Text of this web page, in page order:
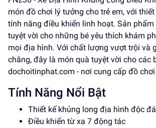
món đồ chơi lý tưởng cho trẻ em, với
tính năng điều khiển linh hoạt. Sản
tuyệt vời cho những bé yêu thích khám
mọi địa hình. Với chất lượng vượt trội và
chăng, đây là món quà tuyệt vời cho các
dochoitinphat.com - nơi cung cấp đồ
Tính Năng Nổi Bật
Thiết kế khủng long địa hình độc
Điều khiển từ xa 7 động tác